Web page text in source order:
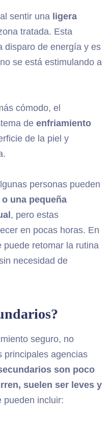
sentir una ligera
tratada. Esta
disparo de energía y es
se está estimulando a
cómodo, el
de enfriamiento
de la piel y
personas pueden
una pequeña
, pero estas
en pocas horas. En
puede retomar la rutina
necesidad de
seguro, no
principales agencias
son poco
suelen ser leves y
pueden incluir: